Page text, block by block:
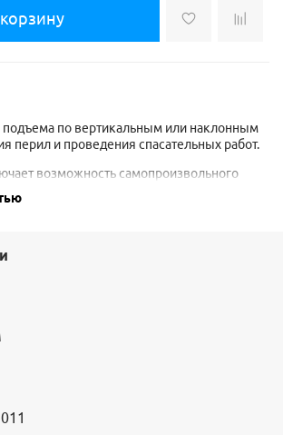
подъема по вертикальным или наклонным
перил и проведения спасательных работ.
возможность самопроизвольного
канатов: 9-13 мм